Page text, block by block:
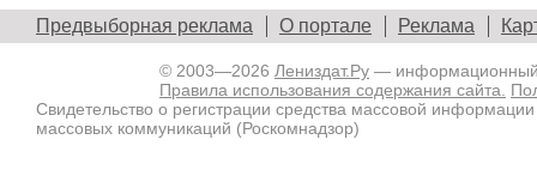
Предвыборная реклама О портале Реклама
© 2003—2026 Лениздат.Ру — информационный
Правила использования содержания сайта.
Свидетельство о регистрации средства массовой
массовых коммуникаций (Роскомнадзор)